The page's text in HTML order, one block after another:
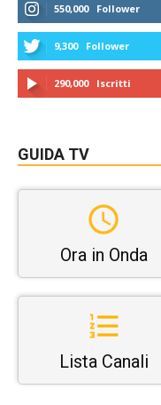
550,000 Follower
9,300 Follower
290,000 Iscritti
GUIDA TV
Ora in Onda
Lista Canali